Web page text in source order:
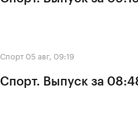
Спорт 05 авг, 09:19
Спорт. Выпуск за